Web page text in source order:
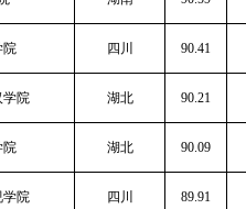
院 四川 90.41
学院 湖北 90.21
院 湖北 90.09
学院 四川 89.91